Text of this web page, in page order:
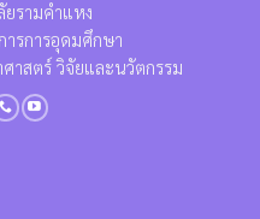
รามคำแหง
รการอุดมศึกษา
าสตร์ วิจัยและนวัตกรรม